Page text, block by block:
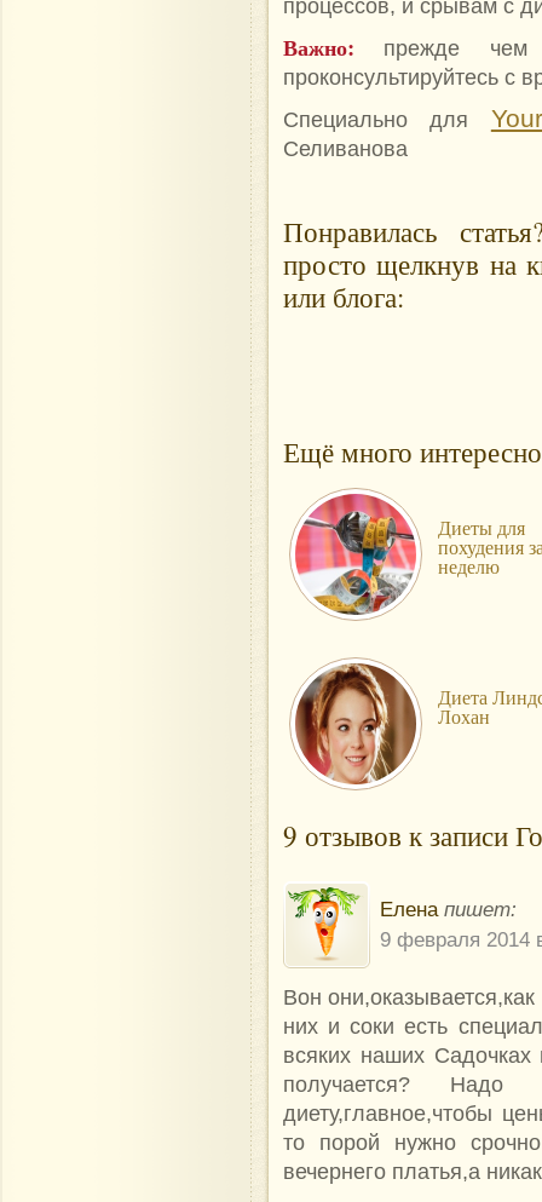
процессов, и срывам с
Важно: прежде чем
проконсультируйтесь с
Специально для
Селиванова
Понравилась
просто щелкнув на
или блога:
Ещё много
Диеты для
похудения
неделю
Диета
Лохан
9 отзывов к записи
Елена пишет:
9 февраля 2014
Вон
них и соки есть
всяких наших
получается?
диету,главное,чтобы
то порой нужно
вечернего платья,а